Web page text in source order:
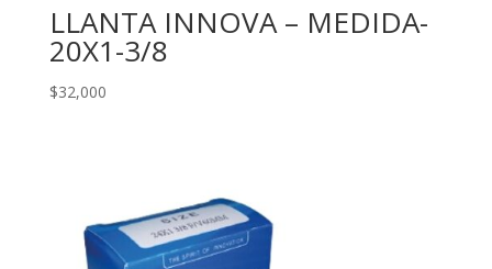
LLANTA INNOVA – MEDIDA-
20X1-3/8
$32,000